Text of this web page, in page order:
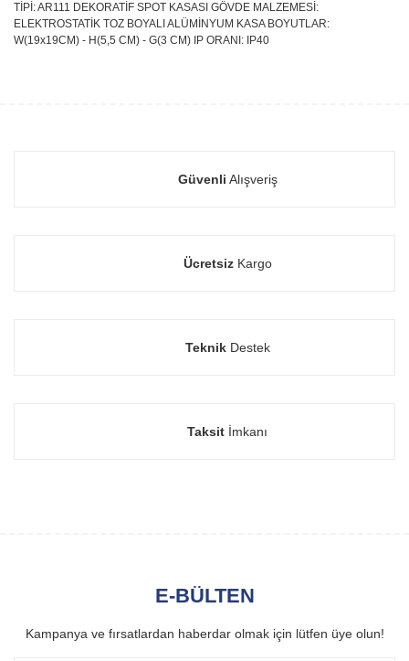
TİPİ: AR111 DEKORATİF SPOT KASASI GÖVDE MALZEMESİ:
ELEKTROSTATİK TOZ BOYALI ALÜMİNYUM KASA BOYUTLAR:
W(19x19CM) - H(5,5 CM) - G(3 CM) IP ORANI: IP40
Güvenli Alışveriş
ÜcretsizKargo
TeknikDestek
Taksit İmkanı
E-BÜLTEN
Kampanya ve fırsatlardan haberdar olmak için lütfen üye olun!